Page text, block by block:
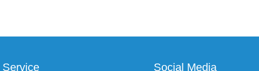
Service Social Media